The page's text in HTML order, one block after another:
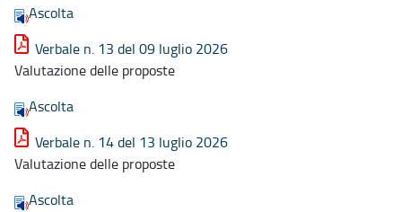
Ascolta
Verbale n. 13 del 09 luglio 2026
Valutazione delle proposte
Ascolta
Verbale n. 14 del 13 luglio 2026
Valutazione delle proposte
Ascolta